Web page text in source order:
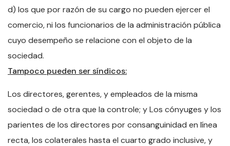
d) los que por razón de su cargo no pueden ejercer el
comercio, ni los funcionarios de la administración pública
cuyo desempeño se relacione con el objeto de la
sociedad.
Tampoco pueden ser síndicos:
Los directores, gerentes, y empleados de la misma
sociedad o de otra que la controle; y Los cónyuges y los
parientes de los directores por consanguinidad en línea
recta, los colaterales hasta el cuarto grado inclusive, y